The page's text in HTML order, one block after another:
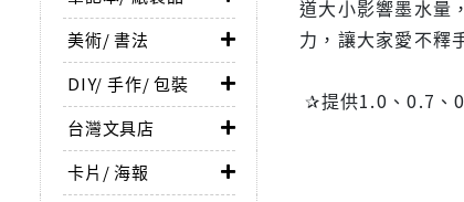
美術/ 書法
DIY/ 手作/ 包裝
台灣文具店
卡片/ 海報
道大小影響墨水量
力，讓大家愛不釋
✰提供1.0、0.7、